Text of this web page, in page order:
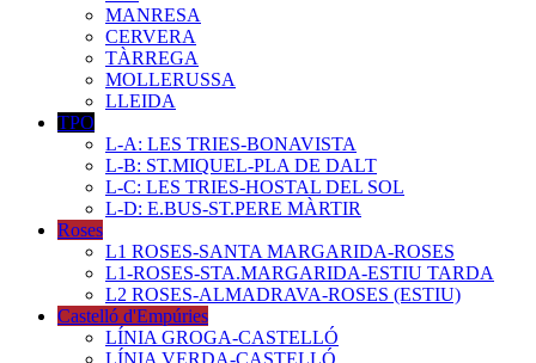
MANRESA
CERVERA
TÀRREGA
MOLLERUSSA
LLEIDA
TPO
L-A: LES TRIES-BONAVISTA
L-B: ST.MIQUEL-PLA DE DALT
L-C: LES TRIES-HOSTAL DEL SOL
L-D: E.BUS-ST.PERE MÀRTIR
Roses
L1 ROSES-SANTA MARGARIDA-ROSES
L1-ROSES-STA.MARGARIDA-ESTIU TARDA
L2 ROSES-ALMADRAVA-ROSES (ESTIU)
Castelló d'Empúries
LÍNIA GROGA-CASTELLÓ
LÍNIA VERDA-CASTELLÓ